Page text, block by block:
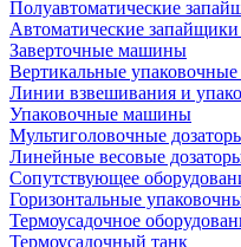
Полуавтоматические
Автоматические
Заверточные машины
Вертикальные
Линии взвешивания и
Упаковочные машины
Мультиголовочные
Линейные весовые
Сопутствующее
Горизонтальные
Термоусадочное
Термоусадочный танк